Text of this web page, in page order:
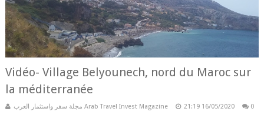
Vidéo- Village Belyounech, nord du Maroc sur
la méditerranée
مجلة سفر واستثمار العرب Arab Travel Invest Magazine 21:19 16/05/2020 0